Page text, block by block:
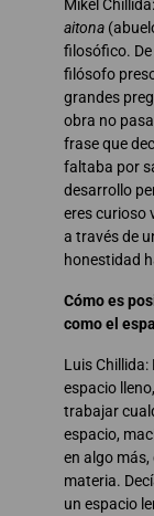
Mikel
aitona
filosófico.
filósofo
grandes
obra no
frase que
faltaba por
desarrollo
eres curioso
a través de
honestidad
Cómo es
como el
Luis Chillida:
espacio
trabajar
espacio,
en algo más,
materia.
un espacio